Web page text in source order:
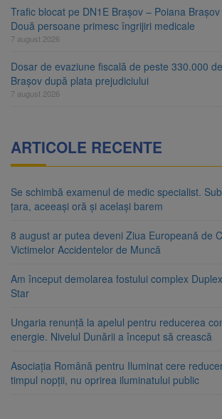
Trafic blocat pe DN1E Brașov – Poiana
Două persoane primesc îngrijiri medicale
7 august 2026
Dosar de evaziune fiscală de peste 330.000
Brașov după plata prejudiciului
7 august 2026
ARTICOLE RECENTE
Se schimbă examenul de medic specialist.
țara, aceeași oră și același barem
8 august ar putea deveni Ziua Europeană de
Victimelor Accidentelor de Muncă
Am început demolarea fostului complex
Star
Ungaria renunță la apelul pentru reducerea
energie. Nivelul Dunării a început să crească
Asociația Română pentru Iluminat cere
timpul nopții, nu oprirea iluminatului public